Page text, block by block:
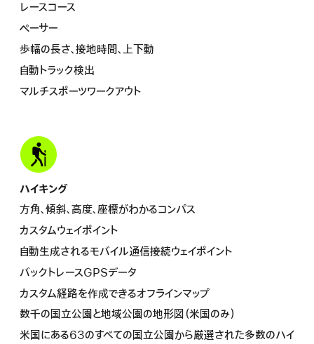
レースコース
ペーサー
歩幅の長さ、接地時間、上下動
自動トラック検出
マルチスポーツワークアウト
ハイキング
方角、傾斜、高度、座標がわかるコ ン パ ス
カスタムウェイポイント
自動生成されるモバイル通信接続ウェイポイント
バックトレースGPSデータ
カスタム経路を作成できるオフラインマップ
数千の国立公園と地域公園の地形図（米国のみ）
米国にある63のすべての国立公園から厳選された多数のハイ